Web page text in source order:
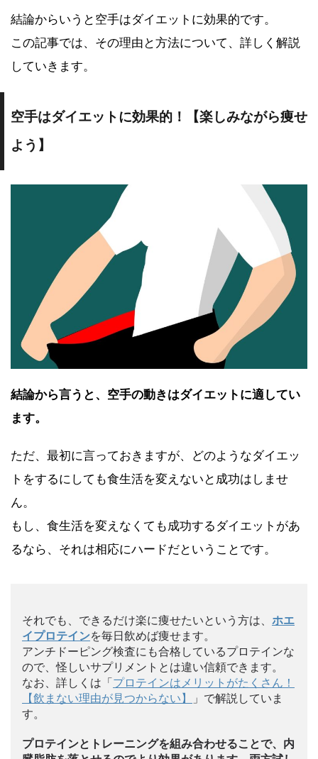
結論からいうと空手はダイエットに効果的です。
この記事では、その理由と方法について、詳しく解説
していきます。
空手はダイエットに効果的！【楽しみながら痩せ
よう】
結論から言うと、空手の動きはダイエットに適してい
ます。
ただ、最初に言っておきますが、どのようなダイエッ
トをするにしても食生活を変えないと成功はしませ
ん。
もし、食生活を変えなくても成功するダイエットがあ
るなら、それは相応にハードだということです。
それでも、できるだけ楽に痩せたいという方は、 ホエ
イプロテインを毎日飲めば痩せます。
アンチドーピング検査にも合格しているプロテインな
ので、怪しいサプリメントとは違い信頼できます。
なお、詳しくは「プロテインはメリットがたくさん！
【飲まない理由が見つからない】
」で解説していま
す。
プロテインとトレーニングを組み合わせることで、内